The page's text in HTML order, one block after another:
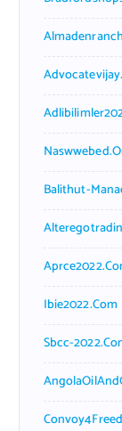
Balithut-
Ibie2022.com
Sbcc-